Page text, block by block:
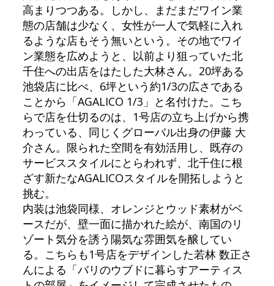
高まりつつある。しかし、まだまだワイン業
態の店舗は少なく、女性が一人で気軽に入れ
るような店もそう無いという。その地でワイ
ン業態を広めようと、以前より狙っていた北
千住への出店をはたした大林さん。20坪ある
池袋店に比べ、6坪という約1/3の広さである
ことから「AGALICO 1/3」と名付けた。こち
らで店を仕切るのは、1号店の立ち上げから携
わっている、同じくグローバル出身の伊藤 大
介さん。限られた空間を有効活用し、既存の
サービススタイルにとらわれず、北千住に根
ざす新たなAGALICOスタイルを開拓しようと
挑む。
内装は池袋同様、オレンジとウッド素材がベ
ースだが、壁一面に描かれた絵が、南国のリ
ゾート気分を誘う陽気な雰囲気を醸してい
る。こちらも1号店をデザインした若林 数正さ
んによる「バリのウブドに暮らすアーティス